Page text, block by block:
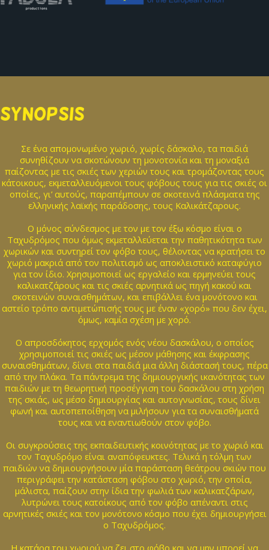
SYNOPSIS
Σε ένα απομονωμένο χωριό, χωρίς δάσκαλο, τα παιδιά
συνηθίζουν να σκοτώνουν τη μονοτονία και τη μοναξιά
παίζοντας με τις σκιές των χεριών τους και τρομάζοντας τους
κάτοικους, εκμεταλλευόμενοι τους φόβους τους για τις σκιές οι
οποίες, γι’ αυτούς, παραπέμπουν σε σκοτεινά πλάσματα της
ελληνικής λαϊκής παράδοσης, τους Καλικάτζαρους.
Ο μόνος σύνδεσμος με τον με τον έξω κόσμο είναι ο
Ταχυδρόμος που όμως εκμεταλλεύεται την παθητικότητα των
χωρικών και συντηρεί τον φόβο τους, θέλοντας να κρατήσει το
χωριό μακριά από τον πολιτισμό ως αποκλειστικό καταφύγιο
για τον ίδιο. Χρησιμοποιεί ως εργαλείο και ερμηνεύει τους
καλικατζάρους και τις σκιές αρνητικά ως πηγή κακού και
σκοτεινών συναισθημάτων, και επιβάλλει ένα μονότονο και
αστείο τρόπο αντιμετώπισής τους με έναν «χορό» που δεν έχει,
όμως, καμία σχέση με χορό.
Ο απροσδόκητος ερχομός ενός νέου δασκάλου, ο οποίος
χρησιμοποιεί τις σκιές ως μέσον μάθησης και έκφρασης
συναισθημάτων, δίνει στα παιδιά μια άλλη διάστασή τους, πέρα
από την πλάκα. Τα πάντρεμα της δημιουργικής ικανότητας των
παιδιών με τη θεωρητική προσέγγιση του δασκάλου στη χρήση
της σκιάς, ως μέσο δημιουργίας και αυτογνωσίας, τους δίνει
φωνή και αυτοπεποίθηση να μιλήσουν για τα συναισθήματά
τους και να εναντιωθούν στον φόβο.
Οι συγκρούσεις της εκπαιδευτικής κοινότητας με το χωριό και
τον Ταχυδρόμο είναι αναπόφευκτες. Τελικά η τόλμη των
παιδιών να δημιουργήσουν μία παράσταση θεάτρου σκιών που
περιγράφει την κατάσταση φόβου στο χωριό, την οποία,
μάλιστα, παίζουν στην ίδια την φωλιά των καλικατζάρων,
λυτρώνει τους κατοίκους από τον φόβο απέναντι στις
αρνητικές σκιές και τον μονότονο κόσμο που έχει δημιουργήσει
ο Ταχυδρόμος.
Η κατάρα του χωριού να ζει στο φόβο και να μην μπορεί να